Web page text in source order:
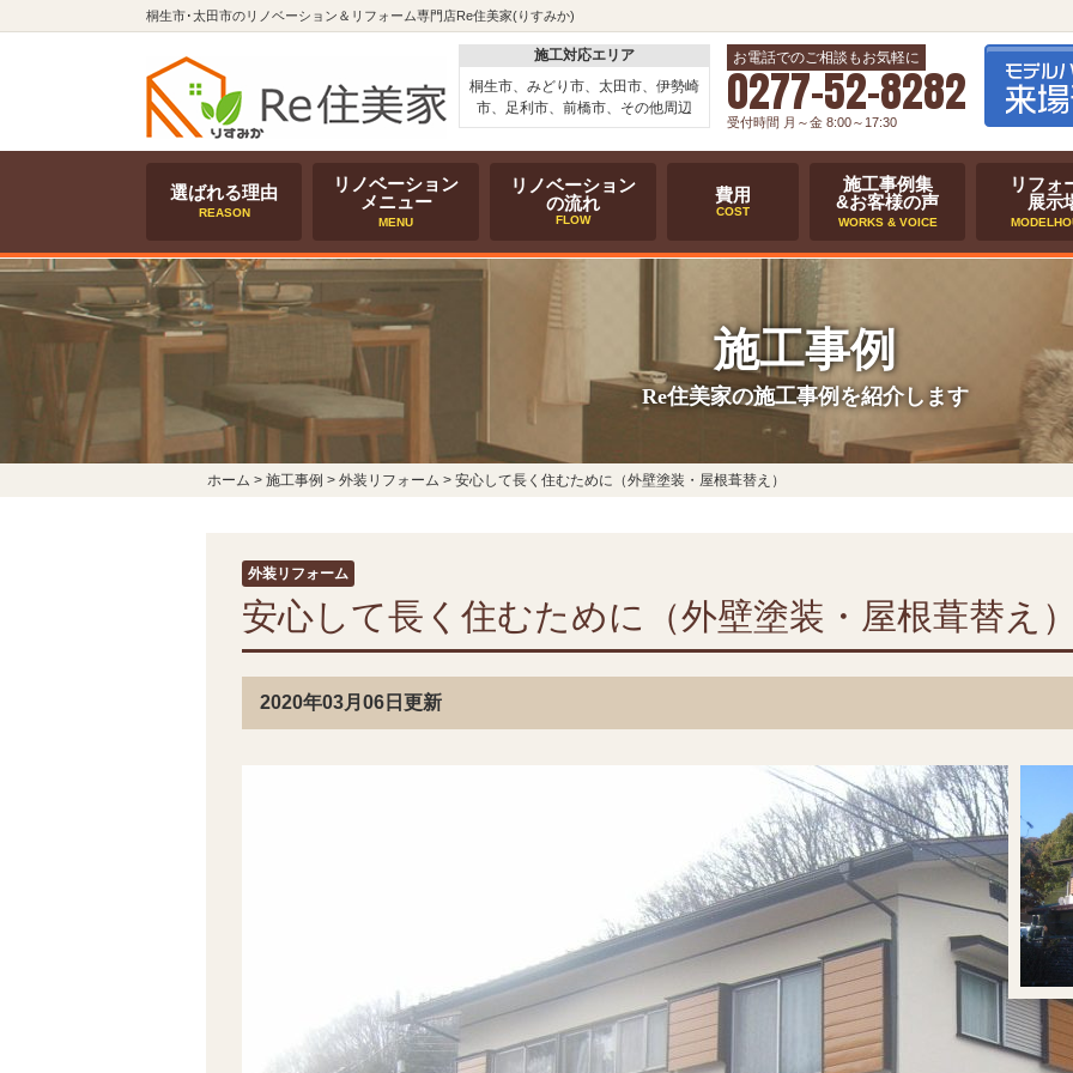
桐生市･太田市のリノベーション＆リフォーム専門店Re住美家(りすみか)
施工対応エリア
桐生市、みどり市、太田市、伊勢崎
市、足利市、前橋市、その他周辺
お電話でのご相談もお気軽に
0277-52-8282
受付時間 月～金 8:00～17:30
選ばれる理由
REASON
リノベーション
メニュー
MENU
リノベーション
の流れ
FLOW
費用
COST
施工事例集
&お客様の声
WORKS & VOICE
リフォ
展示
施工事例
Re住美家の施工事例を紹介します
ホーム > 施工事例 > 外装リフォーム > 安心して長く住むために（外壁塗装・屋根葺替え）
外装リフォーム
安心して長く住むために（外壁塗装・屋根葺替え
2020年03月06日更新